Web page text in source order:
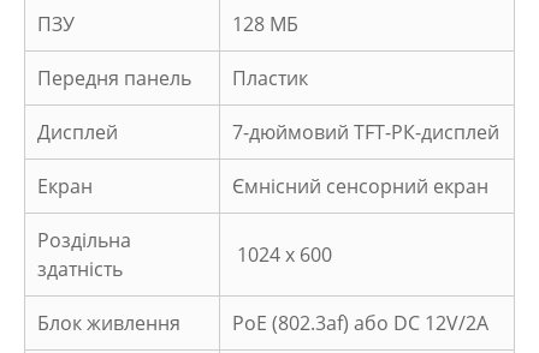
ПЗУ 128 МБ
Передня панель Пластик
Дисплей 7-дюймовий TFT-РК-дисплей
Екран Ємнісний сенсорний екран
Роздільна
здатність
1024 x 600
Блок живлення PoE (802.3af) або DC 12V/2A